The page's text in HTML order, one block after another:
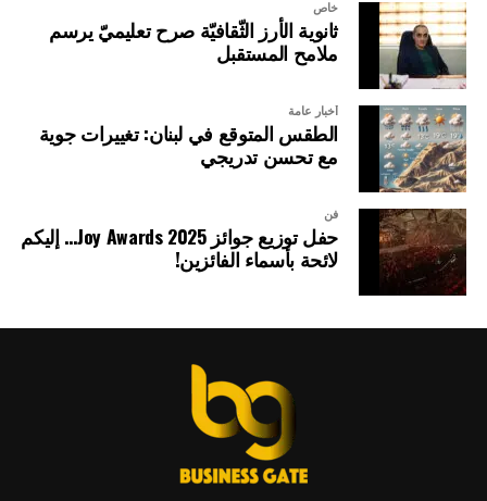
خاص
ثانوية الأرز الثّقافيّة صرح تعليميّ يرسم
ملامح المستقبل
أخبار عامة
الطقس المتوقع في لبنان: تغييرات جوية
مع تحسن تدريجي
فن
حفل توزيع جوائز Joy Awards 2025… إليكم
لائحة بأسماء الفائزين!